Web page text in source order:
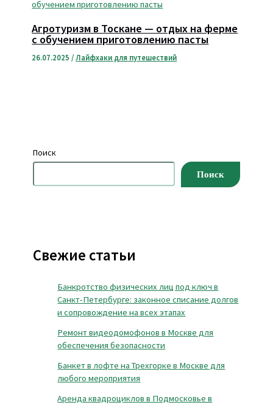
Агротуризм в Тоскане — отдых на ферме
с обучением приготовлению пасты
26.07.2025 /Лайфхаки для путешествий
Поиск
Поиск
Свежие статьи
Банкротство физических лиц под ключ в
Санкт-Петербурге: законное списание долгов
и сопровождение на всех этапах
Ремонт видеодомофонов в Москве для
обеспечения безопасности
Банкет в лофте на Трехгорке в Москве для
любого мероприятия
Аренда квадроциклов в Подмосковье в